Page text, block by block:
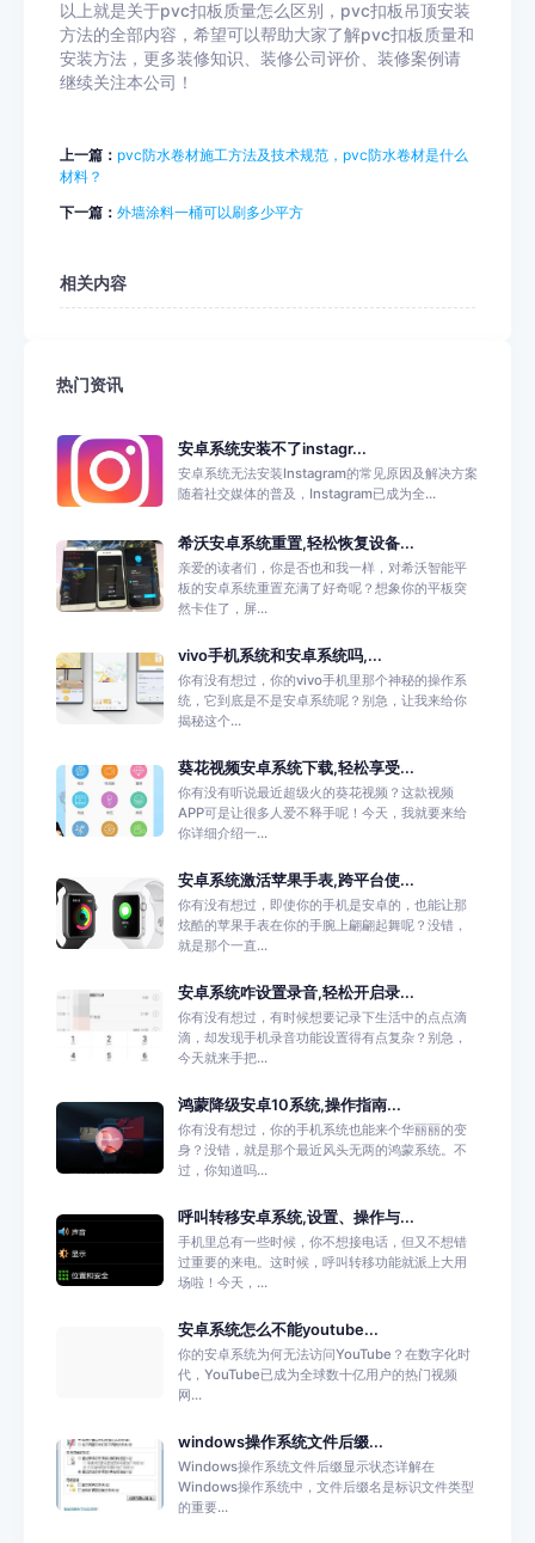
以上就是关于pvc扣板质量怎么区别，pvc扣板吊顶安装
方法的全部内容，希望可以帮助大家了解pvc扣板质量和
安装方法，更多装修知识、装修公司评价、装修案例请
继续关注本公司！
上一篇： pvc防水卷材施工方法及技术规范，pvc防水卷材是什么
材料？
下一篇： 外墙涂料一桶可以刷多少平方
相关内容
热门资讯
安卓系统安装不了instagr...
安卓系统无法安装Instagram的常见原因及解决方案
随着社交媒体的普及，Instagram已成为全...
希沃安卓系统重置,轻松恢复设备...
亲爱的读者们，你是否也和我一样，对希沃智能平
板的安卓系统重置充满了好奇呢？想象你的平板突
然卡住了，屏...
vivo手机系统和安卓系统吗,...
你有没有想过，你的vivo手机里那个神秘的操作系
统，它到底是不是安卓系统呢？别急，让我来给你
揭秘这个...
葵花视频安卓系统下载,轻松享受...
你有没有听说最近超级火的葵花视频？这款视频
APP可是让很多人爱不释手呢！今天，我就要来给
你详细介绍一...
安卓系统激活苹果手表,跨平台使...
你有没有想过，即使你的手机是安卓的，也能让那
炫酷的苹果手表在你的手腕上翩翩起舞呢？没错，
就是那个一直...
安卓系统咋设置录音,轻松开启录...
你有没有想过，有时候想要记录下生活中的点点滴
滴，却发现手机录音功能设置得有点复杂？别急，
今天就来手把...
鸿蒙降级安卓10系统,操作指南...
你有没有想过，你的手机系统也能来个华丽丽的变
身？没错，就是那个最近风头无两的鸿蒙系统。不
过，你知道吗...
呼叫转移安卓系统,设置、操作与...
手机里总有一些时候，你不想接电话，但又不想错
过重要的来电。这时候，呼叫转移功能就派上大用
场啦！今天，...
安卓系统怎么不能youtube...
你的安卓系统为何无法访问YouTube？在数字化时
代，YouTube已成为全球数十亿用户的热门视频
网...
windows操作系统文件后缀...
Windows操作系统文件后缀显示状态详解在
Windows操作系统中，文件后缀名是标识文件类型
的重要...